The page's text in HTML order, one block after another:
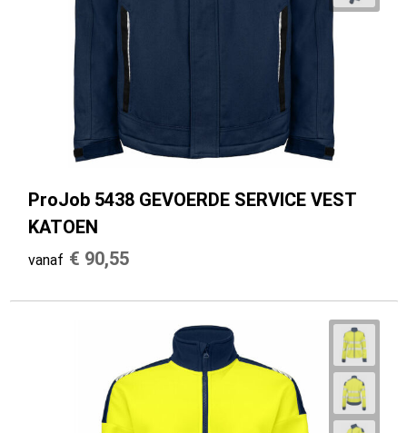
ProJob 5438 GEVOERDE SERVICE VEST
KATOEN
vanaf € 90,55